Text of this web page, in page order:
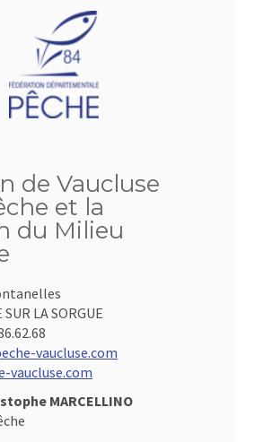
de Vaucluse
et la
du Milieu
LA SORGUE
vaucluse.com
vaucluse.com
MARCELLINO